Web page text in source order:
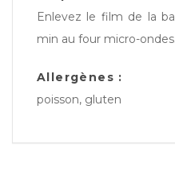
Enlevez le film de la
min au four micro-
Allergènes :
poisson, gluten